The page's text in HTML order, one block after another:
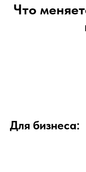
Что
Для бизнеса: